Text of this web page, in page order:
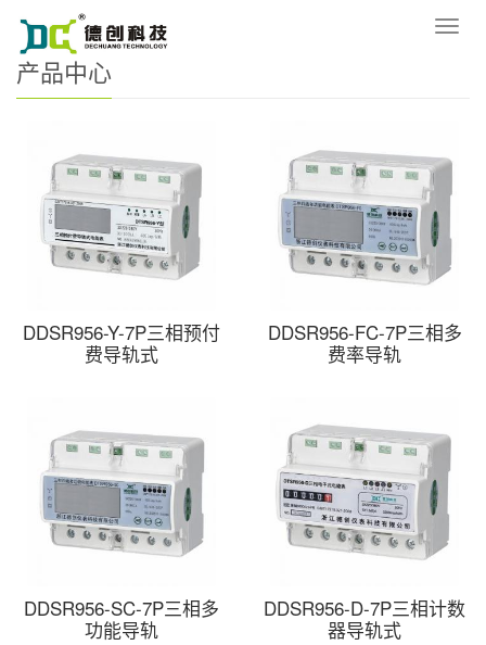
导
您的位置：网站首页
产品中心
DDSR956-Y-7P三相预付
费导轨式
DDSR956-FC-7P三相多
费率导轨
DDSR956-SC-7P三相多
功能导轨
DDSR956-D-7P三相计数
器导轨式